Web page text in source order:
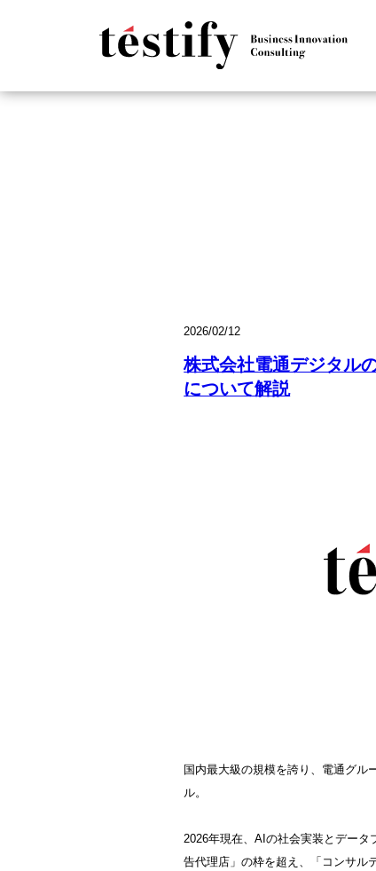
2026/02/12
株式会社電通デジタル
について解説
国内最大級の規模を誇り、電通グル
ル。
2026年現在、AIの社会実装とデー
告代理店」の枠を超え、「コンサル